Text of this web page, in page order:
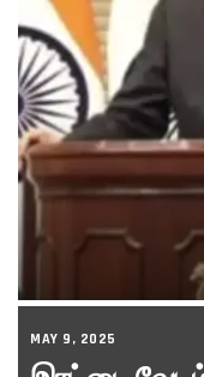
MAY 9, 2025